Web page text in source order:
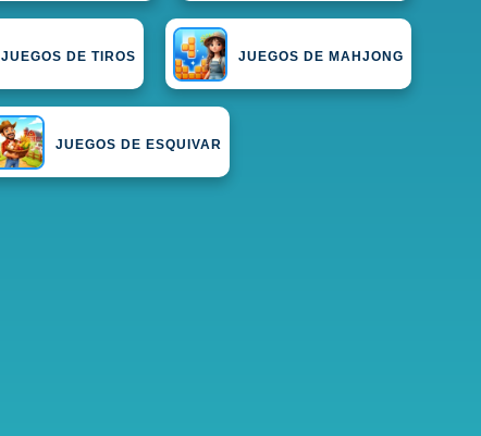
JUEGOS DE TIROS JUEGOS DE MAHJONG
JUEGOS DE ESQUIVAR